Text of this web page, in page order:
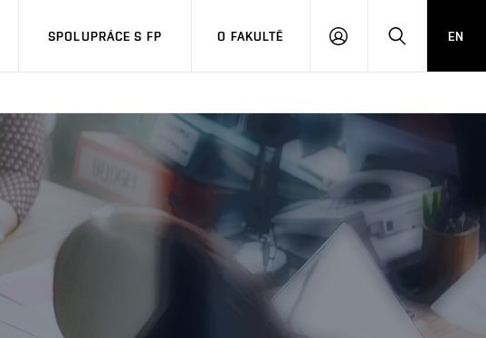
SPOLUPRÁCE S FP O FAKULTĚ
PŘIHLÁSITHLEDAT
EN